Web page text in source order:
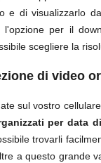
e di visualizzarlo
l'opzione per il
scegliere la
di video
sul vostro
per data
trovarli
a questo grande